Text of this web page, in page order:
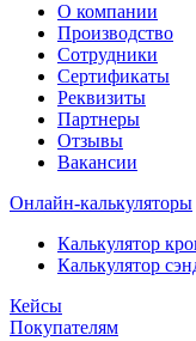
О компании
Производство
Сотрудники
Сертификаты
Реквизиты
Партнеры
Отзывы
Вакансии
Онлайн-калькуляторы
Калькулятор
Калькулятор
Кейсы
Покупателям